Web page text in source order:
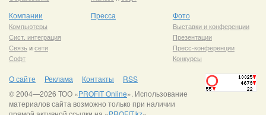
Компании
Компьютеры
Сист. интеграция
Связь исети
Софт
Пресса Фото
Выставки и конференции
Презентации
Пресс-конференции
Конкурсы
О сайте Реклама Контакты
RSS
© 2004—2026 ТОО «PROFIT Online». Использование
материалов сайта возможно только при наличии